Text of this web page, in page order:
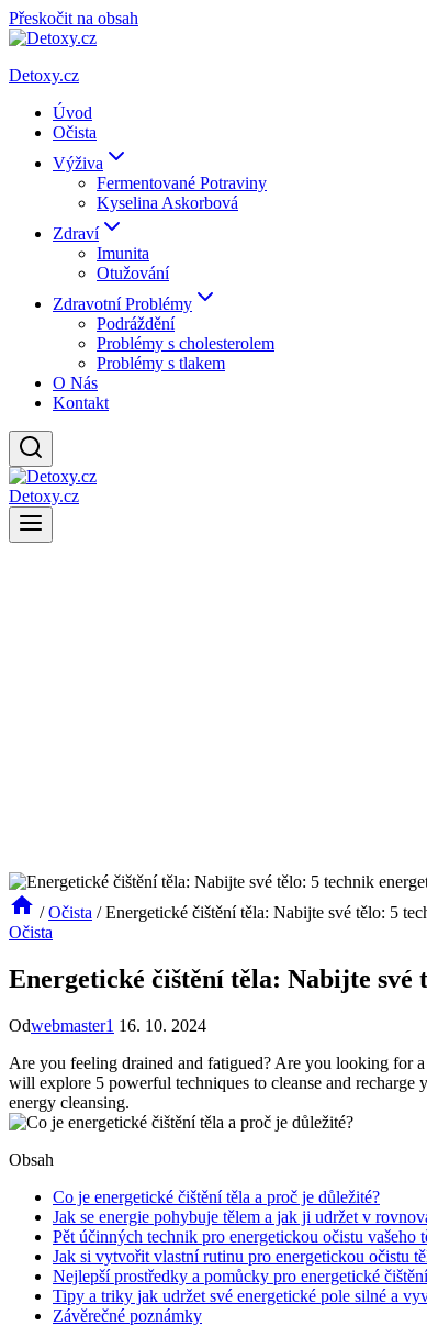
Přeskočit na obsah
Detoxy.cz
Úvod
Očista
Výživa
Fermentované Potraviny
Kyselina Askorbová
Zdraví
Imunita
Otužování
Zdravotní Problémy
Podráždění
Problémy s cholesterolem
Problémy s tlakem
O Nás
Kontakt
Detoxy.cz
/ Očista / Energetické čištění těla: Nabijte své tělo: 5
Očista
Energetické čištění těla: Nabijte své
Odwebmaster1 16. 10. 2024
Are you‍ feeling drained and fatigued? Are you looking for
will explore⁤ 5 powerful techniques to cleanse and ​recharge
energy cleansing.
Obsah
Co je energetické⁢ čištění těla a proč je důležité?
Jak se energie pohybuje tělem a jak ji udržet v
Pět ​účinných technik pro energetickou očistu⁣ vašeho
Jak si vytvořit vlastní rutinu⁢ pro energetickou očistu
Nejlepší prostředky a pomůcky pro energetické‌
Tipy a⁤ triky jak udržet své energetické pole silné a
Závěrečné poznámky